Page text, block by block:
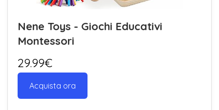
Nene Toys - Giochi Educativi
Montessori
29.99€
Acquista ora